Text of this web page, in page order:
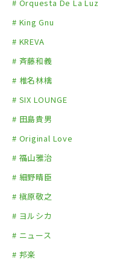
# Orquesta De La Luz
# King Gnu
# KREVA
# 斉藤和義
# 椎名林檎
# SIX LOUNGE
# 田島貴男
# Original Love
# 福山雅治
# 細野晴臣
# 槇原敬之
# ヨルシカ
# ニュース
# 邦楽